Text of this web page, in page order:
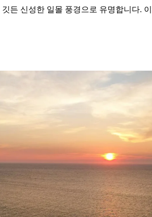
든 신성한 일몰 풍경으로 유명합니다.